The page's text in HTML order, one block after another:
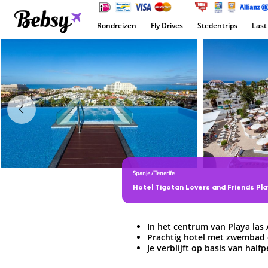
Rondreizen Fly Drives Stedentrips
Spanje/Tenerife
Hotel Tigotan Lovers and Friends
In het centrum van Playa las
Prachtig hotel met
Je verblijft op basis van